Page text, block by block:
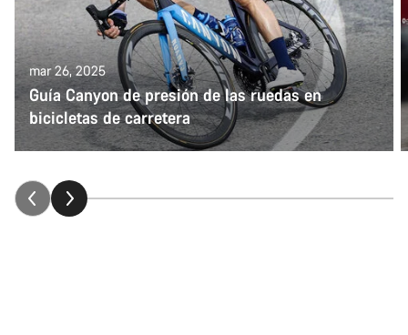
mar 26, 2025
Guía Canyon de presión de las ruedas en
bicicletas de carretera